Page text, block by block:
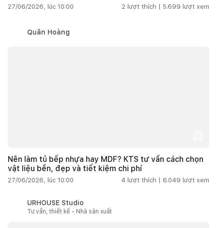
27/06/2026, lúc 10:00 2 lượt thích | 5.699 lượt xem
Quân Hoàng
Nên làm tủ bếp nhựa hay MDF? KTS tư vấn cách chọn
vật liệu bền, đẹp và tiết kiệm chi phí
27/06/2026, lúc 10:00 4 lượt thích | 6.049 lượt xem
URHOUSE Studio
Tư vấn, thiết kế - Nhà sản xuất